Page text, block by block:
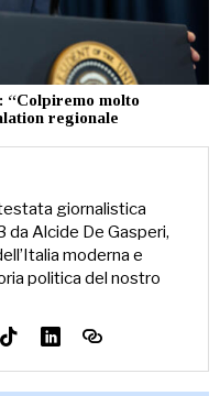
“Colpiremo molto
regionale
giornalistica
da Alcide De Gasperi,
moderna e
politica del nostro